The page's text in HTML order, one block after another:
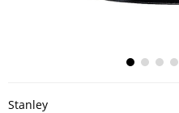
Stanley